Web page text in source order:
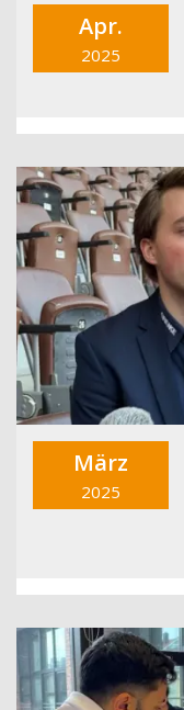
Apr.
2025
März
2025